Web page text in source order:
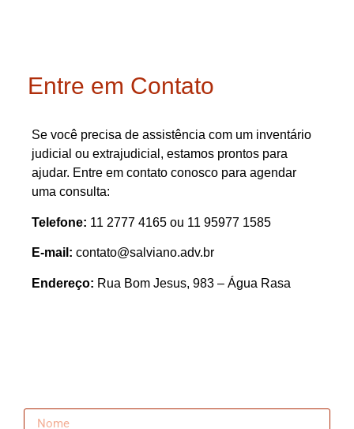
Entre em Contato
Se você precisa de assistência com um inventário
judicial ou extrajudicial, estamos prontos para
ajudar. Entre em contato conosco para agendar
uma consulta:
Telefone: 11 2777 4165 ou 11 95977 1585
E-mail: contato@salviano.adv.br
Endereço: Rua Bom Jesus, 983 – Água Rasa